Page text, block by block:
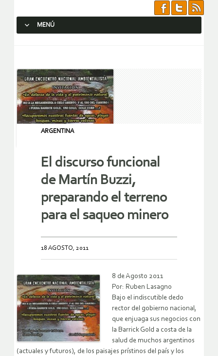
MENÚ
ARGENTINA
El discurso funcional
de Martín Buzzi,
preparando el terreno
para el saqueo minero
18 AGOSTO, 2011
8 de Agosto 2011
Por: Ruben Lasagno
Bajo el indiscutible dedo
rector del gobierno nacional,
que enjuaga sus negocios con
la Barrick Gold a costa de la
salud de muchos argentinos
(actuales y futuros), de los paisajes prístinos del país y los